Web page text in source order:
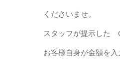
くださいませ。
スタッフが提示した
お客様自身が金額を入